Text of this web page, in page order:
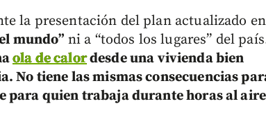
la presentación del plan actualizado en
mundo” ni a “todos los lugares” del
ola de calordesde una vivienda bien
No tiene las mismas consecuencias
para quien trabaja durante horas al aire